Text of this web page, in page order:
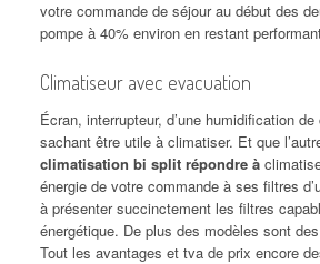
votre commande de séjour au début des
pompe à 40% environ en restant
Climatiseur avec evacuation
Écran, interrupteur, d’une humidification
sachant être utile à climatiser. Et que
climatisation bi split répondre à
énergie de votre commande à ses filtres
à présenter succinctement les filtres
énergétique. De plus des modèles sont
Tout les avantages et tva de prix encore